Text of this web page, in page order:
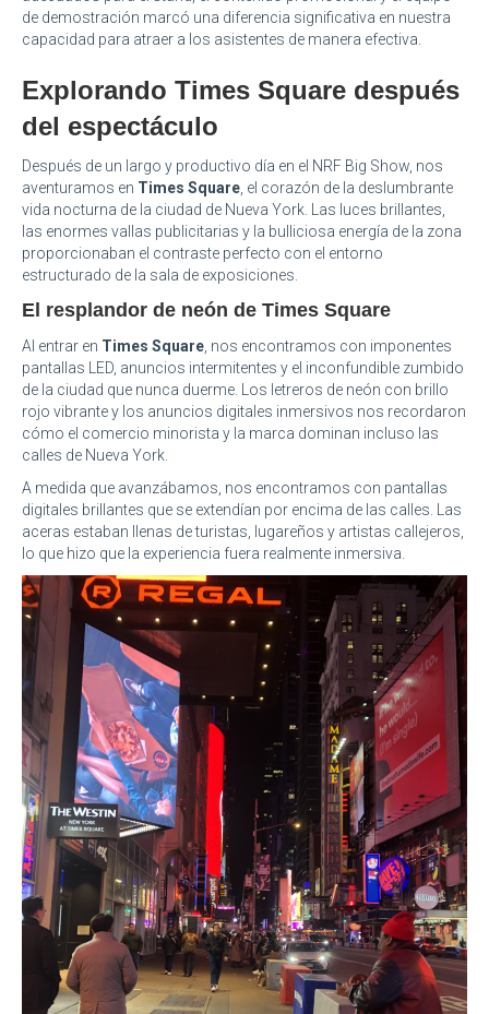
de demostración marcó una diferencia significativa en nuestra
capacidad para atraer a los asistentes de manera efectiva.
Explorando Times Square después
del espectáculo
Después de un largo y productivo día en el NRF Big Show, nos
aventuramos en Times Square , el corazón de la deslumbrante
vida nocturna de la ciudad de Nueva York. Las luces brillantes,
las enormes vallas publicitarias y la bulliciosa energía de la zona
proporcionaban el contraste perfecto con el entorno
estructurado de la sala de exposiciones.
El resplandor de neón de Times Square
Al entrar en Times Square , nos encontramos con imponentes
pantallas LED, anuncios intermitentes y el inconfundible zumbido
de la ciudad que nunca duerme. Los letreros de neón con brillo
rojo vibrante y los anuncios digitales inmersivos nos recordaron
cómo el comercio minorista y la marca dominan incluso las
calles de Nueva York.
A medida que avanzábamos, nos encontramos con pantallas
digitales brillantes que se extendían por encima de las calles. Las
aceras estaban llenas de turistas, lugareños y artistas callejeros,
lo que hizo que la experiencia fuera realmente inmersiva.